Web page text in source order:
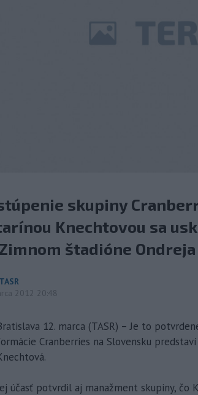
skupiny
Knechtovou sa
štadióne
TASR
2012 20:48
12. marca (TASR) – Je to
Cranberries na Slovensku
účasť potvrdil aj manažment skupiny,